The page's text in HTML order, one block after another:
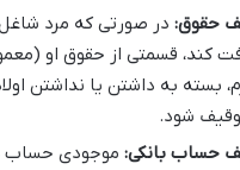
حقوق: در صورتی که مرد
کند، قسمتی از حقوق او
بسته به داشتن یا نداشتن
شود.
حساب بانکی: موجودی حساب